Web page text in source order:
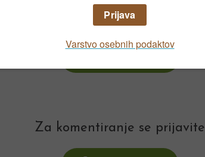
Za komentiranje se prijavite